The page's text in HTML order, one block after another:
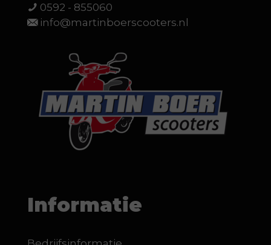
0592 - 855060
info@martinboerscooters.nl
Informatie